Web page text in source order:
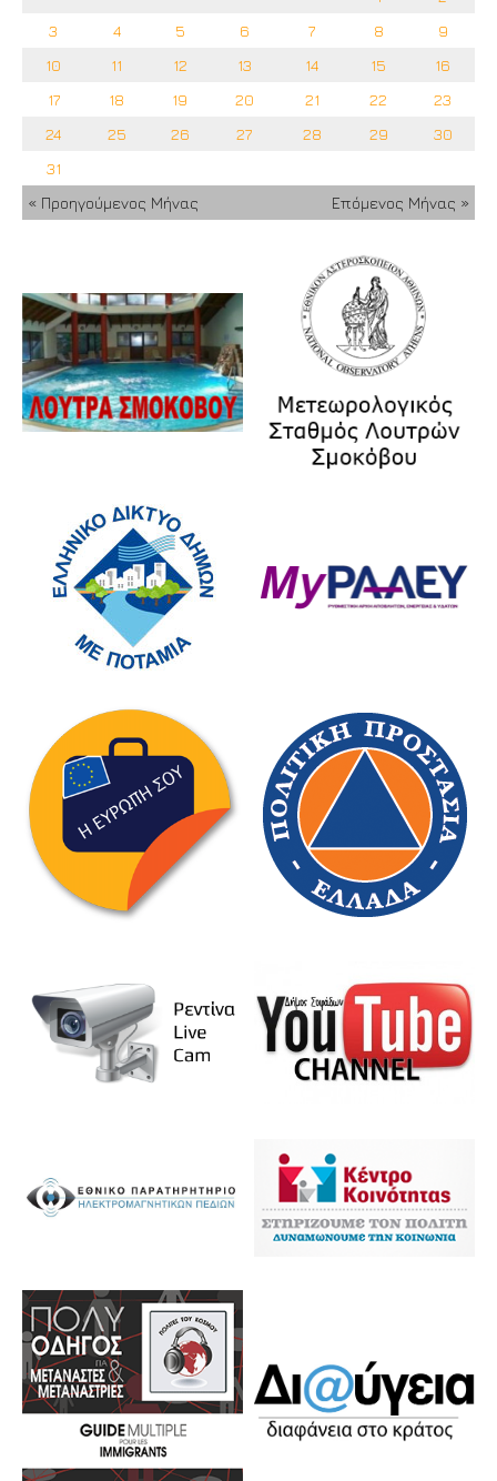
3
4 5 6 7 8
9
10
11 12 13 14 15
16
17
18 19 20 21 22
23
24
25 26 27 28 29
30
31
« Προηγούμενος Μήνας
Επόμενος Μήνας »